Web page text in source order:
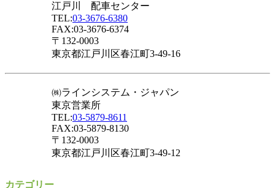
江戸川 配車センター
TEL:03-3676-6380
FAX:03-3676-6374
〒132-0003
東京都江戸川区春江町3-49-16
㈱ラインシステム・ジャパン
東京営業所
TEL:03-5879-8611
FAX:03-5879-8130
〒132-0003
東京都江戸川区春江町3-49-12
カテゴリー